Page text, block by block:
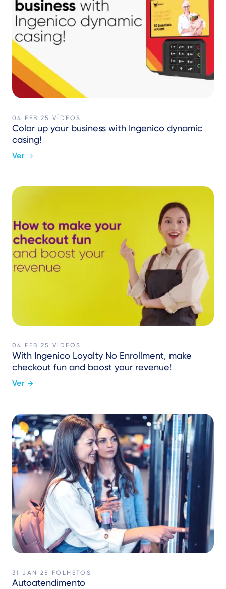
04 FEB 25 VÍDEOS
Color up your business with Ingenico dynamic
casing!
Ver
04 FEB 25 VÍDEOS
With Ingenico Loyalty No Enrollment, make
checkout fun and boost your revenue!
Ver
31 JAN 25 FOLHETOS
Autoatendimento